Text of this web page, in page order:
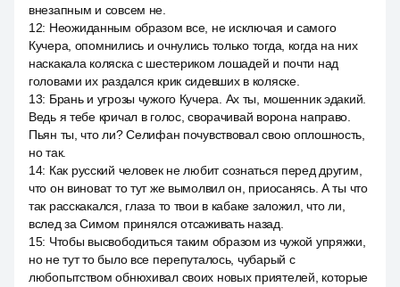
внезапным и совсем не.
12: Неожиданным образом все, не исключая и самого
Кучера, опомнились и очнулись только тогда, когда на них
наскакала коляска с шестериком лошадей и почти над
головами их раздался крик сидевших в коляске.
13: Брань и угрозы чужого Кучера. Ах ты, мошенник эдакий.
Ведь я тебе кричал в голос, сворачивай ворона направо.
Пьян ты, что ли? Селифан почувствовал свою оплошность,
но так.
14: Как русский человек не любит сознаться перед другим,
что он виноват то тут же вымолвил он, приосанясь. А ты что
так расскакался, глаза то твои в кабаке заложил, что ли,
вслед за Симом принялся отсаживать назад.
15: Чтобы высвободиться таким образом из чужой упряжки,
но не тут то было все перепуталось, чубарый с
любопытством обнюхивал своих новых приятелей, которые